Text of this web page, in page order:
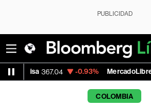
PUBLICIDAD
-0.93% MercadoLibre 1,839.30
COLOMBIA